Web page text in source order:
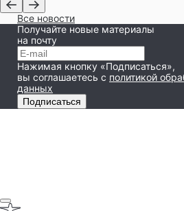
Все новости
Получайте новые материалы
на почту
Нажимая кнопку «Подписаться»,
вы соглашаетесь с политикой
данных
Подписаться